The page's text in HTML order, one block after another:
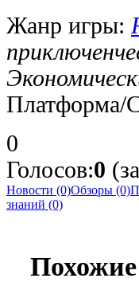
Жанр игры:
Платформа/
0
Голосов:0
Новости (0)Обзоры (0)
знаний (0)